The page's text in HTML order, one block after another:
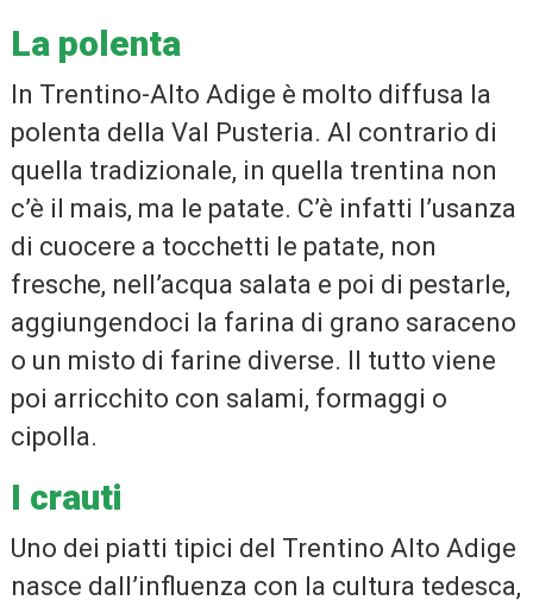
La polenta
In Trentino-Alto Adige è molto diffusa la
polenta della Val Pusteria. Al contrario di
quella tradizionale, in quella trentina non
c’è il mais, ma le patate. C’è infatti l’usanza
di cuocere a tocchetti le patate, non
fresche, nell’acqua salata e poi di pestarle,
aggiungendoci la farina di grano saraceno
o un misto di farine diverse. Il tutto viene
poi arricchito con salami, formaggi o
cipolla.
I crauti
Uno dei piatti tipici del Trentino Alto Adige
nasce dall’influenza con la cultura tedesca,